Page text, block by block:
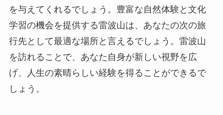
を与えてくれるでしょう。豊富な自然体験と文化
学習の機会を提供する雷波山は、あなたの次の旅
行先として最適な場所と言えるでしょう。雷波山
を訪れることで、あなた自身が新しい視野を広
げ、人生の素晴らしい経験を得ることができるで
しょう。